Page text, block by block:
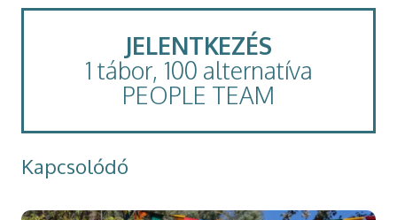
JELENTKEZÉS
1 tábor, 100 alternatíva
PEOPLE TEAM
Kapcsolódó